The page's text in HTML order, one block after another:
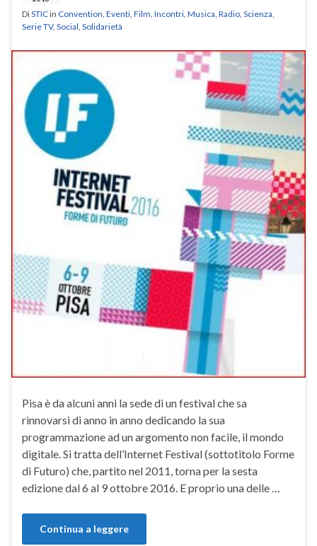
DiSTICin Convention, Eventi, Film, Incontri, Musica, Radio, Scienza,
Serie TV, Social, Solidarietà
Pisa è da alcuni anni la sede di un festival che sa
rinnovarsi di anno in anno dedicando la sua
programmazione ad un argomento non facile, il mondo
digitale. Si tratta dell’Internet Festival (sottotitolo Forme
di Futuro) che, partito nel 2011, torna per la sesta
edizione dal 6 al 9 ottobre 2016. E proprio una delle …
Continua a leggere